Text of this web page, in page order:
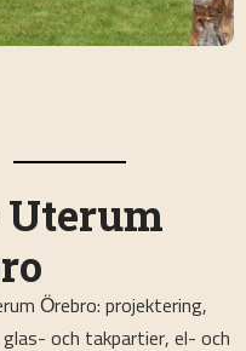
Örebro: projektering,
och takpartier, el- och